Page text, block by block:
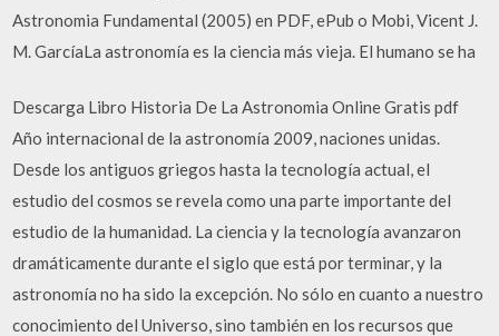
Astronomia Fundamental (2005) en PDF, ePub o Mobi, Vicent J.
M. GarcíaLa astronomía es la ciencia más vieja. El humano se ha
Descarga Libro Historia De La Astronomia Online Gratis pdf
Año internacional de la astronomía 2009, naciones unidas.
Desde los antiguos griegos hasta la tecnología actual, el
estudio del cosmos se revela como una parte importante del
estudio de la humanidad. La ciencia y la tecnología avanzaron
dramáticamente durante el siglo que está por terminar, y la
astronomía no ha sido la excepción. No sólo en cuanto a nuestro
conocimiento del Universo, sino también en los recursos que